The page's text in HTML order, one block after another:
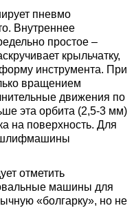
пневмо
Внутреннее
простое –
крыльчатку,
инструмента. При
вращением
движения по
эта орбита (2,5-3 мм)
на поверхность. Для
шлифмашины
отметить
машины для
«болгарку», но не